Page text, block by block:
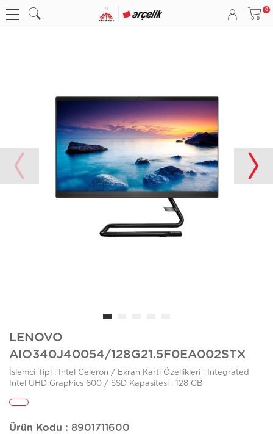
LENOVO
AIO340J40054/128G21.5F0EA002STX
İşlemci Tipi : Intel Celeron / Ekran Kartı Özellikleri : Integrated
Intel UHD Graphics 600 / SSD Kapasitesi : 128 GB
Ürün Kodu : 8901711600